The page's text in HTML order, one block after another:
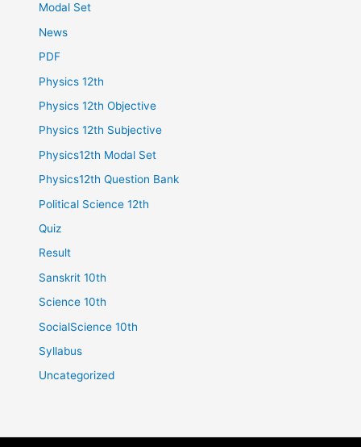
Modal Set
News
PDF
Physics 12th
Physics 12th Objective
Physics 12th Subjective
Physics12th Modal Set
Physics12th Question Bank
Political Science 12th
Quiz
Result
Sanskrit 10th
Science 10th
SocialScience 10th
Syllabus
Uncategorized